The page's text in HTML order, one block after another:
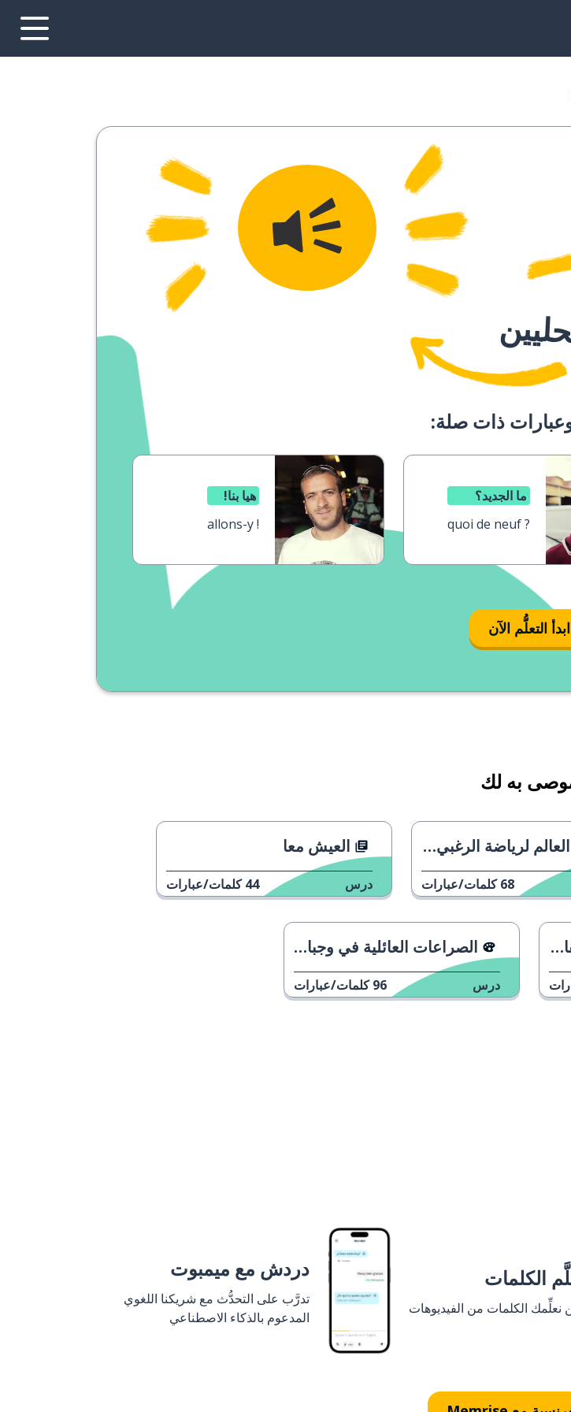
ذات صلة:
ما الجديد؟
quoi de neuf ?
هيا بنا!
allons-y !
ابدأ التعلُّم الآن
به لك
لرياضة الرغبي 2023
68 كلمات/عبارات
العيش معا
درس 44 كلمات/عبارات
الصراعات العائلية في وجبات الاحتفالات
درس 96 كلمات/عبارات
الكلمات
نعلِّمك الكلمات من الفيديوهات
دردش مع ميمبوت
تدرَّب على التحدُّث مع شريكنا اللغوي
المدعوم بالذكاء الاصطناعي